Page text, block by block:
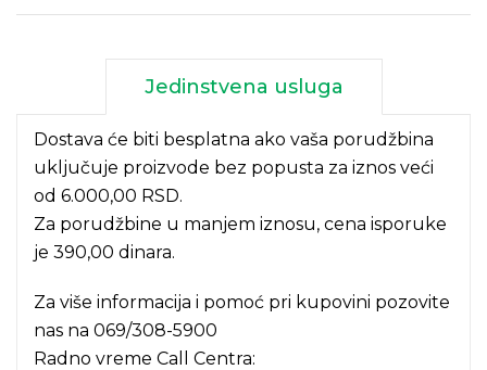
Jedinstvena usluga
Dostava će biti besplatna ako vaša porudžbina
uključuje proizvode bez popusta za iznos veći
od 6.000,00 RSD.
Za porudžbine u manjem iznosu, cena isporuke
je 390,00 dinara.
Za više informacija i pomoć pri kupovini pozovite
nas na 069/308-5900
Radno vreme Call Centra: